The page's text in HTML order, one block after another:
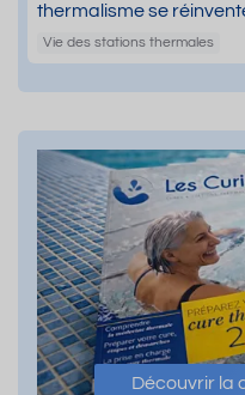
thermalisme se
Vie des stations thermales
Découvrir la